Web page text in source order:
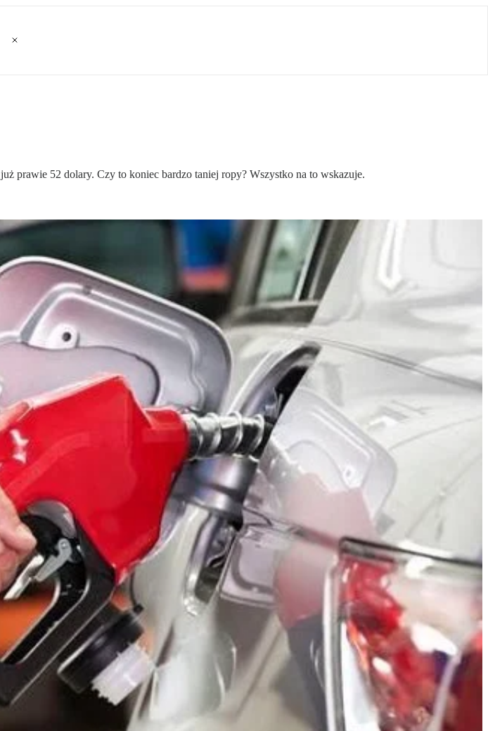
prawie 52 dolary. Czy to koniec bardzo taniej ropy? Wszystko na to wskazuje.